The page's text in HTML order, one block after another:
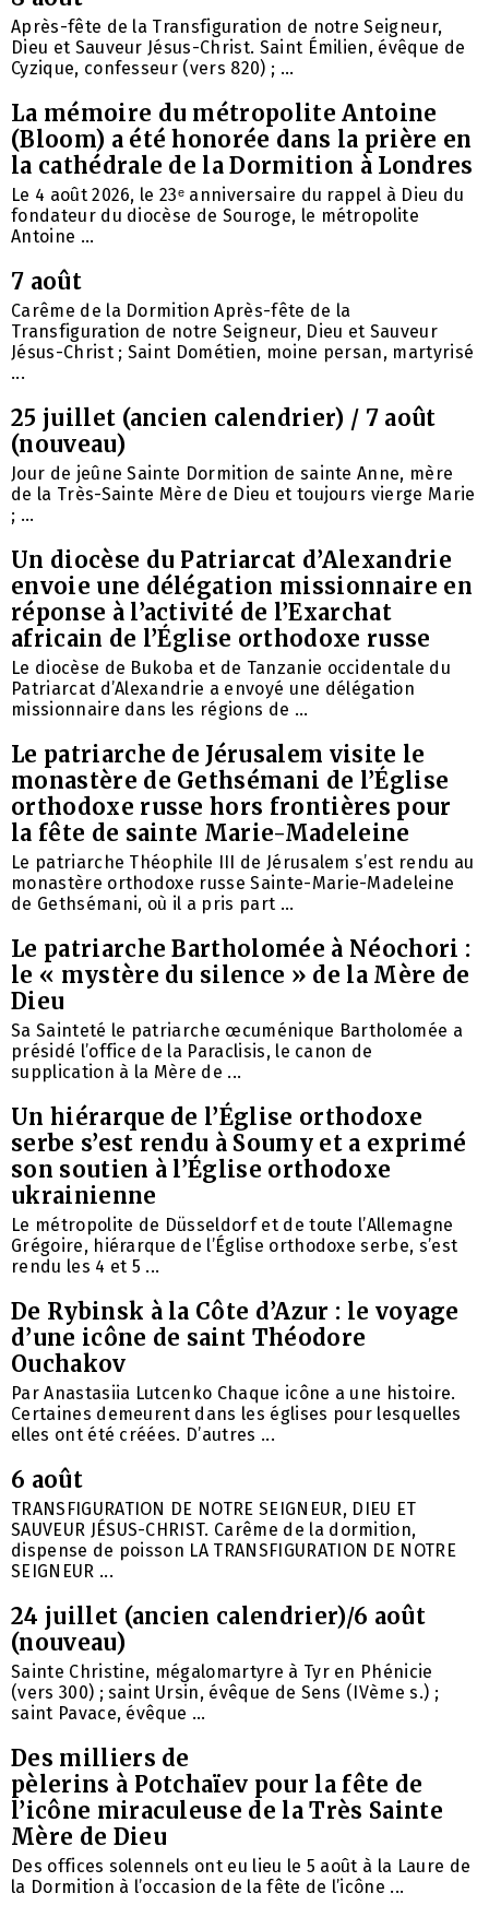
Après-fête de la Transfiguration de notre Seigneur,
Dieu et Sauveur Jésus-Christ. Saint Émilien, évêque de
Cyzique, confesseur (vers 820) ; ...
La mémoire du métropolite Antoine
(Bloom) a été honorée dans la prière en
la cathédrale de la Dormition à Londres
Le 4 août 2026, le 23ᵉ anniversaire du rappel à Dieu du
fondateur du diocèse de Souroge, le métropolite
Antoine ...
7 août
Carême de la Dormition Après-fête de la
Transfiguration de notre Seigneur, Dieu et Sauveur
Jésus-Christ ; Saint Dométien, moine persan, martyrisé
...
25 juillet (ancien calendrier) / 7 août
(nouveau)
Jour de jeûne Sainte Dormition de sainte Anne, mère
de la Très-Sainte Mère de Dieu et toujours vierge Marie
; ...
Un diocèse du Patriarcat d’Alexandrie
envoie une délégation missionnaire en
réponse à l’activité de l’Exarchat
africain de l’Église orthodoxe russe
Le diocèse de Bukoba et de Tanzanie occidentale du
Patriarcat d’Alexandrie a envoyé une délégation
missionnaire dans les régions de ...
Le patriarche de Jérusalem visite le
monastère de Gethsémani de l’Église
orthodoxe russe hors frontières pour
la fête de sainte Marie-Madeleine
Le patriarche Théophile III de Jérusalem s’est rendu au
monastère orthodoxe russe Sainte-Marie-Madeleine
de Gethsémani, où il a pris part ...
Le patriarche Bartholomée à Néochori :
le « mystère du silence » de la Mère de
Dieu
Sa Sainteté le patriarche œcuménique Bartholomée a
présidé l’office de la Paraclisis, le canon de
supplication à la Mère de ...
Un hiérarque de l’Église orthodoxe
serbe s’est rendu à Soumy et a exprimé
son soutien à l’Église orthodoxe
ukrainienne
Le métropolite de Düsseldorf et de toute l’Allemagne
Grégoire, hiérarque de l’Église orthodoxe serbe, s’est
rendu les 4 et 5 ...
De Rybinsk à la Côte d’Azur : le voyage
d’une icône de saint Théodore
Ouchakov
Par Anastasiia Lutcenko Chaque icône a une histoire.
Certaines demeurent dans les églises pour lesquelles
elles ont été créées. D’autres ...
6 août
TRANSFIGURATION DE NOTRE SEIGNEUR, DIEU ET
SAUVEUR JÉSUS-CHRIST. Carême de la dormition,
dispense de poisson LA TRANSFIGURATION DE NOTRE
SEIGNEUR ...
24 juillet (ancien calendrier)/6 août
(nouveau)
Sainte Christine, mégalomartyre à Tyr en Phénicie
(vers 300) ; saint Ursin, évêque de Sens (IVème s.) ;
saint Pavace, évêque ...
Des milliers de
pèlerins à Potchaïev pour la fête de
l’icône miraculeuse de la Très Sainte
Mère de Dieu
Des offices solennels ont eu lieu le 5 août à la Laure de
la Dormition à l’occasion de la fête de l’icône ...